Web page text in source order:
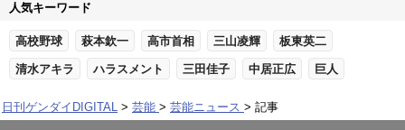
人気キーワード
高校野球 萩本欽一 高市首相 三山凌輝 板東英二
清水アキラ ハラスメント 三田佳子 中居正広 巨人
日刊ゲンダイDIGITAL 芸能 芸能ニュース 記事